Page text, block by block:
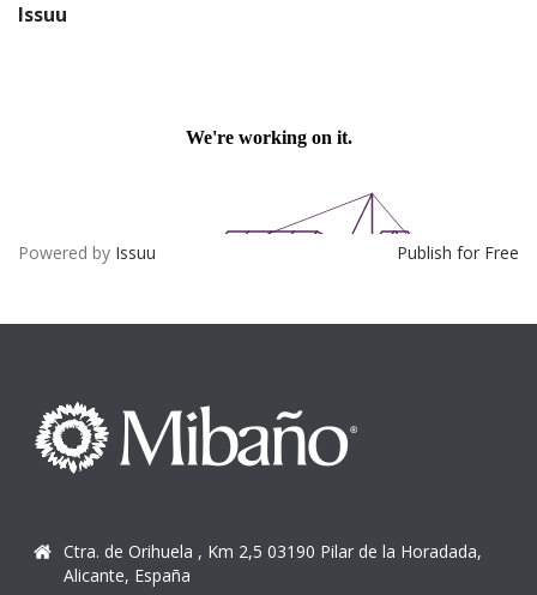
Issuu
Powered by Issuu Publish for Free
Ctra. de Orihuela , Km 2,5 03190 Pilar de la Horadada,
Alicante, España